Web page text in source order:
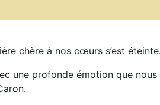
chère à nos cœurs s’est éteinte.
une profonde émotion que